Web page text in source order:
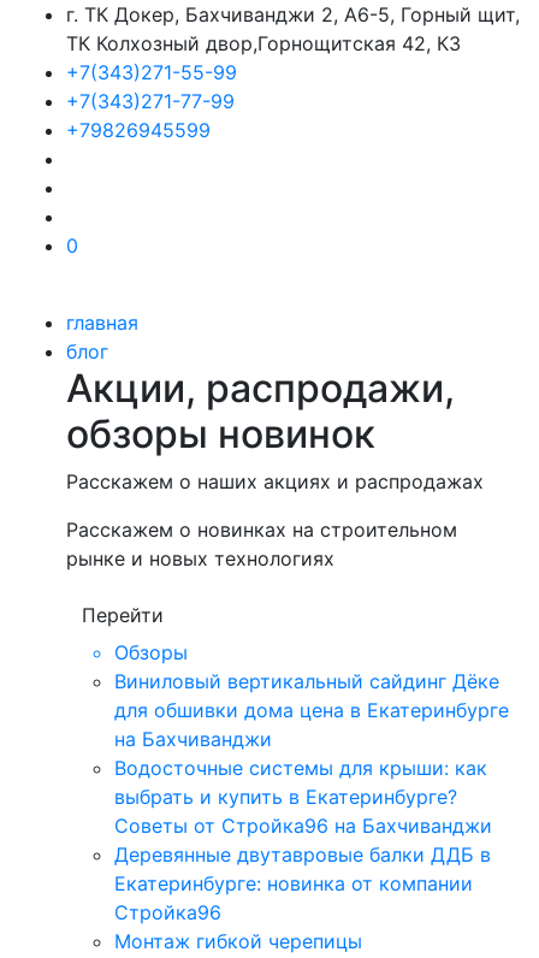
г. ТК Докер, Бахчиванджи 2, А6-5, Горный щит,
ТК Колхозный двор,Горнощитская 42, К3
+7(343)271-55-99
+7(343)271-77-99
+79826945599
0
главная
блог
Акции, распродажи,
обзоры новинок
Расскажем о наших акциях и распродажах
Расскажем о новинках на строительном
рынке и новых технологиях
Перейти
Обзоры
Виниловый вертикальный сайдинг Дёке
для обшивки дома цена в Екатеринбурге
на Бахчиванджи
Водосточные системы для крыши: как
выбрать и купить в Екатеринбурге?
Советы от Стройка96 на Бахчиванджи
Деревянные двутавровые балки ДДБ в
Екатеринбурге: новинка от компании
Стройка96
Монтаж гибкой черепицы